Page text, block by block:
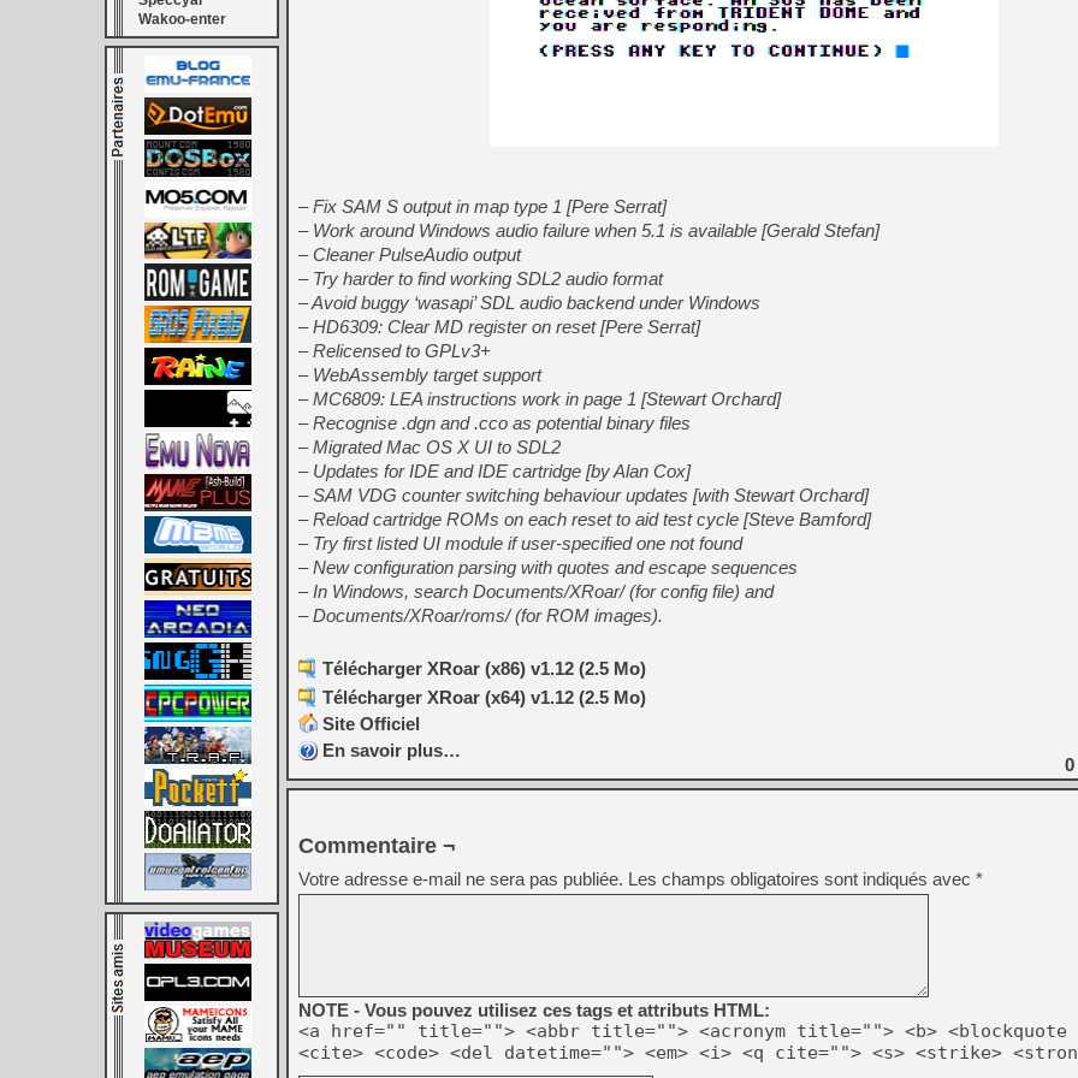
[GK] Test : Restory : Chill
[GK] Hot Wheels Infinite
[GK] Mémoire cash -
[GK] Résultats Nintendo :
[Mo5] Brickboy cherche à
[GK] Minecraft et ses «
[GK] Beast of
[GK] Ubisoft : fin de partie
[GK] Mémoire cash -
[GK] Dan Houser (GTA)
[GK] Comment EA Sports
[GK] Crimson Moon : un
[GK] Isle of Reveries : le
[GK] Moonlighter 2 : The
Wakoo-enter
– Fix SAM S output in map type 1 [Pere Serrat]
– Work around Windows audio failure when 5.1 is available [Gerald Stefan]
– Cleaner PulseAudio output
– Try harder to find working SDL2 audio format
– Avoid buggy ‘wasapi’ SDL audio backend under Windows
– HD6309: Clear MD register on reset [Pere Serrat]
– Relicensed to GPLv3+
– WebAssembly target support
– MC6809: LEA instructions work in page 1 [Stewart Orchard]
– Recognise .dgn and .cco as potential binary files
– Migrated Mac OS X UI to SDL2
– Updates for IDE and IDE cartridge [by Alan Cox]
– SAM VDG counter switching behaviour updates [with Stewart Orchard]
– Reload cartridge ROMs on each reset to aid test cycle [Steve Bamford]
– Try first listed UI module if user-specified one not found
– New configuration parsing with quotes and escape sequences
– In Windows, search Documents/XRoar/ (for config file) and
– Documents/XRoar/roms/ (for ROM images).
Télécharger XRoar (x86) v1.12 (2.5 Mo)
Télécharger XRoar (x64) v1.12 (2.5 Mo)
Site Officiel
En savoir plus…
0
Commentaire ¬
Votre adresse e-mail ne sera pas publiée. Les champs obligatoires sont indiqués avec *
NOTE - Vous pouvez utilisez ces tags et attributs HTML:
<a href="" title=""> <abbr title=""> <acronym title=""> <b> <blockquote
<cite> <code> <del datetime=""> <em> <i> <q cite=""> <s> <strike>